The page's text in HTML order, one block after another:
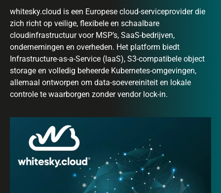
whitesky.cloud is een Europese cloud-serviceprovider die
zich richt op veilige, flexibele en schaalbare
cloudinfrastructuur voor MSP’s, SaaS-bedrijven,
ondernemingen en overheden. Het platform biedt
Infrastructure-as-a-Service (IaaS), S3-compatibele object
storage en volledig beheerde Kubernetes-omgevingen,
allemaal ontworpen om data-soevereiniteit en lokale
controle te waarborgen zonder vendor lock-in.